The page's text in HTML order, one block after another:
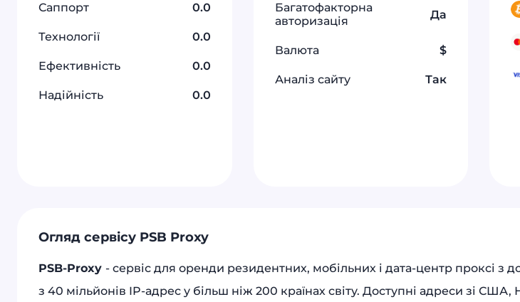
Саппорт 0.0
Технології 0.0
Ефективність 0.0
Надійність 0.0
Багатофакторна
авторизація
Да
Валюта $
Аналіз сайту Так
Огляд сервісу PSB Proxy
PSB-Proxy - сервіс для оренди резидентних, мобільних і дата-центр проксі з
з 40 мільйонів IP-адрес у більш ніж 200 країнах світу. Доступні адреси зі США,